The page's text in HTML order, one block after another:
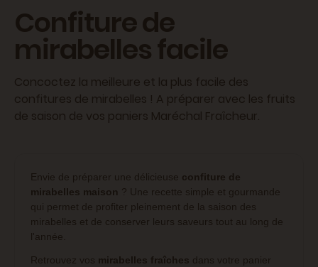
Confiture de
mirabelles facile
Concoctez la meilleure et la plus facile des
confitures de mirabelles ! A préparer avec les fruits
de saison de vos paniers Maréchal Fraîcheur.
Envie de préparer une délicieuse confiture de
mirabelles maison ? Une recette simple et gourmande
qui permet de profiter pleinement de la saison des
mirabelles et de conserver leurs saveurs tout au long de
l'année.
Retrouvez vos mirabelles fraîches dans votre panier